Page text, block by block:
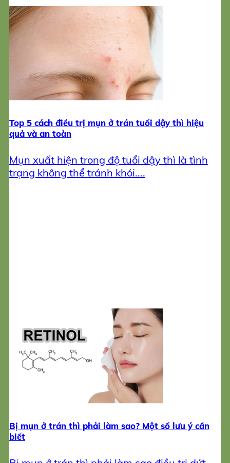
Top 5 cách điều trị mụn ở trán tuổi dậy thì hiệu
quả và an toàn
Mụn xuất hiện trong độ tuổi dậy thì là tình
trạng không thể tránh khỏi....
Bị mụn ở trán thì phải làm sao? Một số lưu ý cần
biết